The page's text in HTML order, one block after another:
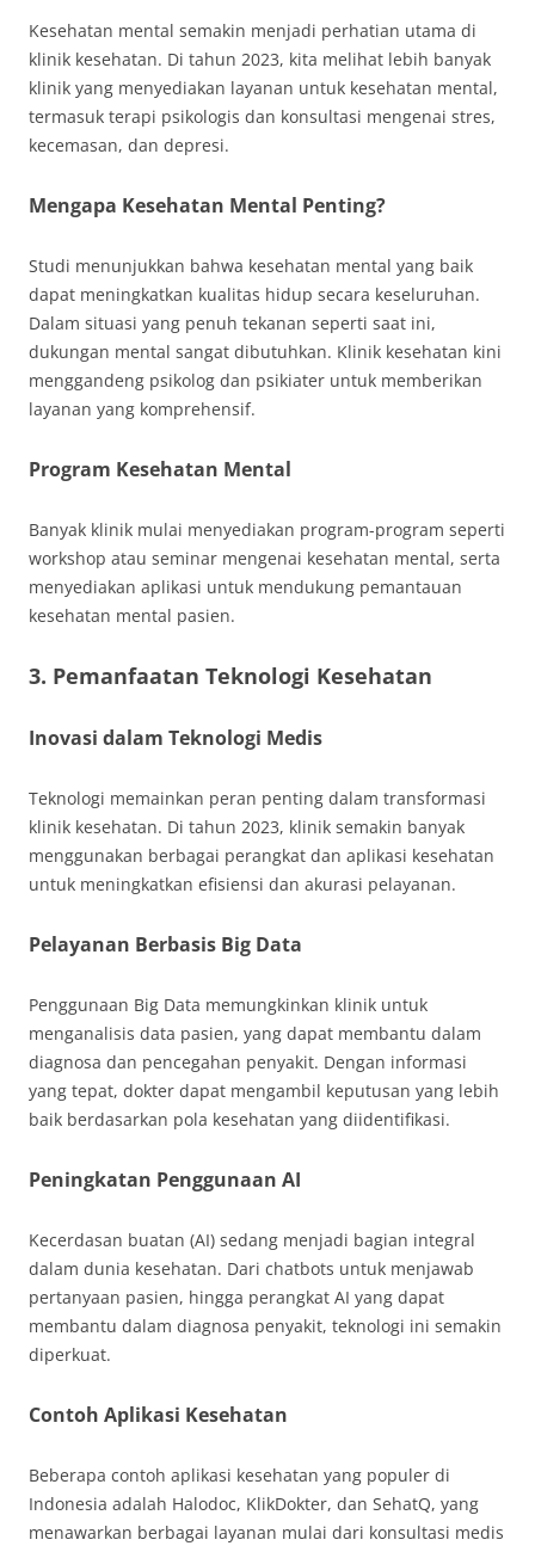
Kesehatan mental semakin menjadi perhatian utama di
klinik kesehatan. Di tahun 2023, kita melihat lebih banyak
klinik yang menyediakan layanan untuk kesehatan mental,
termasuk terapi psikologis dan konsultasi mengenai stres,
kecemasan, dan depresi.
Mengapa Kesehatan Mental Penting?
Studi menunjukkan bahwa kesehatan mental yang baik
dapat meningkatkan kualitas hidup secara keseluruhan.
Dalam situasi yang penuh tekanan seperti saat ini,
dukungan mental sangat dibutuhkan. Klinik kesehatan kini
menggandeng psikolog dan psikiater untuk memberikan
layanan yang komprehensif.
Program Kesehatan Mental
Banyak klinik mulai menyediakan program-program seperti
workshop atau seminar mengenai kesehatan mental, serta
menyediakan aplikasi untuk mendukung pemantauan
kesehatan mental pasien.
3. Pemanfaatan Teknologi Kesehatan
Inovasi dalam Teknologi Medis
Teknologi memainkan peran penting dalam transformasi
klinik kesehatan. Di tahun 2023, klinik semakin banyak
menggunakan berbagai perangkat dan aplikasi kesehatan
untuk meningkatkan efisiensi dan akurasi pelayanan.
Pelayanan Berbasis Big Data
Penggunaan Big Data memungkinkan klinik untuk
menganalisis data pasien, yang dapat membantu dalam
diagnosa dan pencegahan penyakit. Dengan informasi
yang tepat, dokter dapat mengambil keputusan yang lebih
baik berdasarkan pola kesehatan yang diidentifikasi.
Peningkatan Penggunaan AI
Kecerdasan buatan (AI) sedang menjadi bagian integral
dalam dunia kesehatan. Dari chatbots untuk menjawab
pertanyaan pasien, hingga perangkat AI yang dapat
membantu dalam diagnosa penyakit, teknologi ini semakin
diperkuat.
Contoh Aplikasi Kesehatan
Beberapa contoh aplikasi kesehatan yang populer di
Indonesia adalah Halodoc, KlikDokter, dan SehatQ, yang
menawarkan berbagai layanan mulai dari konsultasi medis